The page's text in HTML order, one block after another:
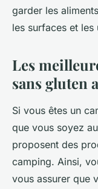
garder les
les surfaces et les
Les
sans gluten
Si vous êtes un
que vous soyez
proposent des
camping. Ainsi,
vous assurer que